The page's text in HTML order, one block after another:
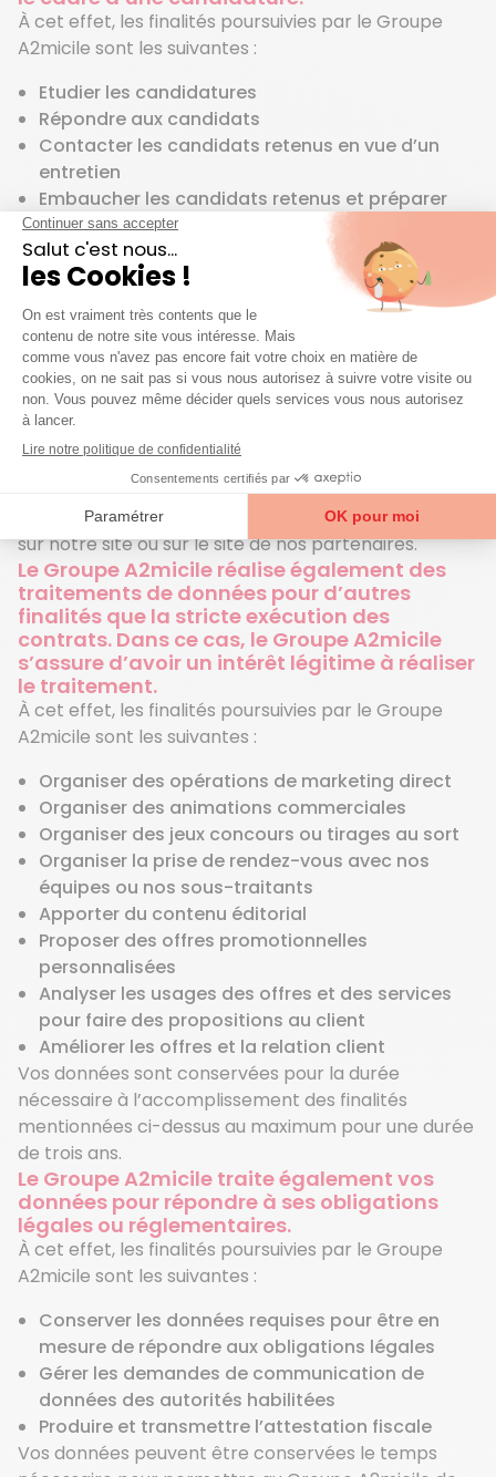
À cet effet, les finalités poursuivies par le Groupe
A2micile sont les suivantes :
Etudier les candidatures
Répondre aux candidats
Contacter les candidats retenus en vue d’un
entretien
Embaucher les candidats retenus et préparer
leur contrat de travail
Recontacter les candidats en cas de nouvelle
opportunité
Sonder les candidats et salariés dans le cadre
de notre démarche d’amélioration continue
Vos données sont conservées pour la durée
nécessaire à l’accomplissement des finalités
mentionnées ci-dessus. S’agissant des traitements
relatifs à la gestion des candidatures, les données
peuvent être conservées au maximum pour une
durée de deux ans. Vous pouvez postuler via le
formulaire de candidature spontanée, via une offre
sur notre site ou sur le site de nos partenaires.
Le Groupe A2micile réalise également des
traitements de données pour d’autres
finalités que la stricte exécution des
contrats. Dans ce cas, le Groupe A2micile
s’assure d’avoir un intérêt légitime à réaliser
le traitement.
À cet effet, les finalités poursuivies par le Groupe
A2micile sont les suivantes :
Organiser des opérations de marketing direct
Organiser des animations commerciales
Organiser des jeux concours ou tirages au sort
Organiser la prise de rendez-vous avec nos
équipes ou nos sous-traitants
Apporter du contenu éditorial
Proposer des offres promotionnelles
personnalisées
Analyser les usages des offres et des services
pour faire des propositions au client
Améliorer les offres et la relation client
Vos données sont conservées pour la durée
nécessaire à l’accomplissement des finalités
mentionnées ci-dessus au maximum pour une durée
de trois ans.
Le Groupe A2micile traite également vos
données pour répondre à ses obligations
légales ou réglementaires.
À cet effet, les finalités poursuivies par le Groupe
A2micile sont les suivantes :
Conserver les données requises pour être en
mesure de répondre aux obligations légales
Gérer les demandes de communication de
données des autorités habilitées
Produire et transmettre l’attestation fiscale
Vos données peuvent être conservées le temps